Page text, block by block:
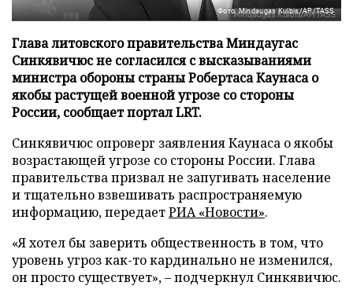
Фото: Mindaugas Kulbis/AP/TASS
Глава литовского правительства Миндаугас
Синкявичюс не согласился с высказываниями
министра обороны страны Робертаса Каунаса о
якобы растущей военной угрозе со стороны
России, сообщает портал LRT.
Синкявичюс опроверг заявления Каунаса о якобы
возрастающей угрозе со стороны России. Глава
правительства призвал не запугивать население
и тщательно взвешивать распространяемую
информацию, передаетРИА «Новости».
«Я хотел бы заверить общественность в том, что
уровень угроз как-то кардинально не изменился,
он просто существует», – подчеркнул Синкявичюс.